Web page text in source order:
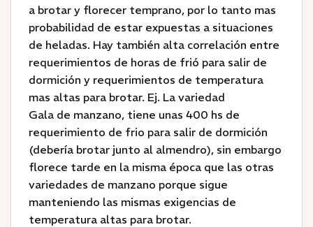
a brotar y florecer temprano, por lo tanto mas
probabilidad de estar expuestas a situaciones
de heladas. Hay también alta correlación entre
requerimientos de horas de frió para salir de
dormición y requerimientos de temperatura
mas altas para brotar. Ej. La variedad
Gala de manzano, tiene unas 400 hs de
requerimiento de frio para salir de dormición
(debería brotar junto al almendro), sin embargo
florece tarde en la misma época que las otras
variedades de manzano porque sigue
manteniendo las mismas exigencias de
temperatura altas para brotar.